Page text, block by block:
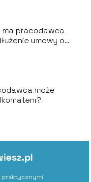
ma pracodawca
umowy o
może
praktycznymi